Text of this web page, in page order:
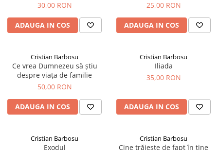
30,00 RON
ADAUGA IN COS
25,00 RON
ADAUGA IN COS
Cristian Barbosu
Ce vrea Dumnezeu să știu
despre viața de familie
50,00 RON
ADAUGA IN COS
Cristian Barbosu
Iliada
35,00 RON
ADAUGA IN COS
Cristian Barbosu
Exodul
Cristian Barbosu
Cine trăiește de fapt în tine